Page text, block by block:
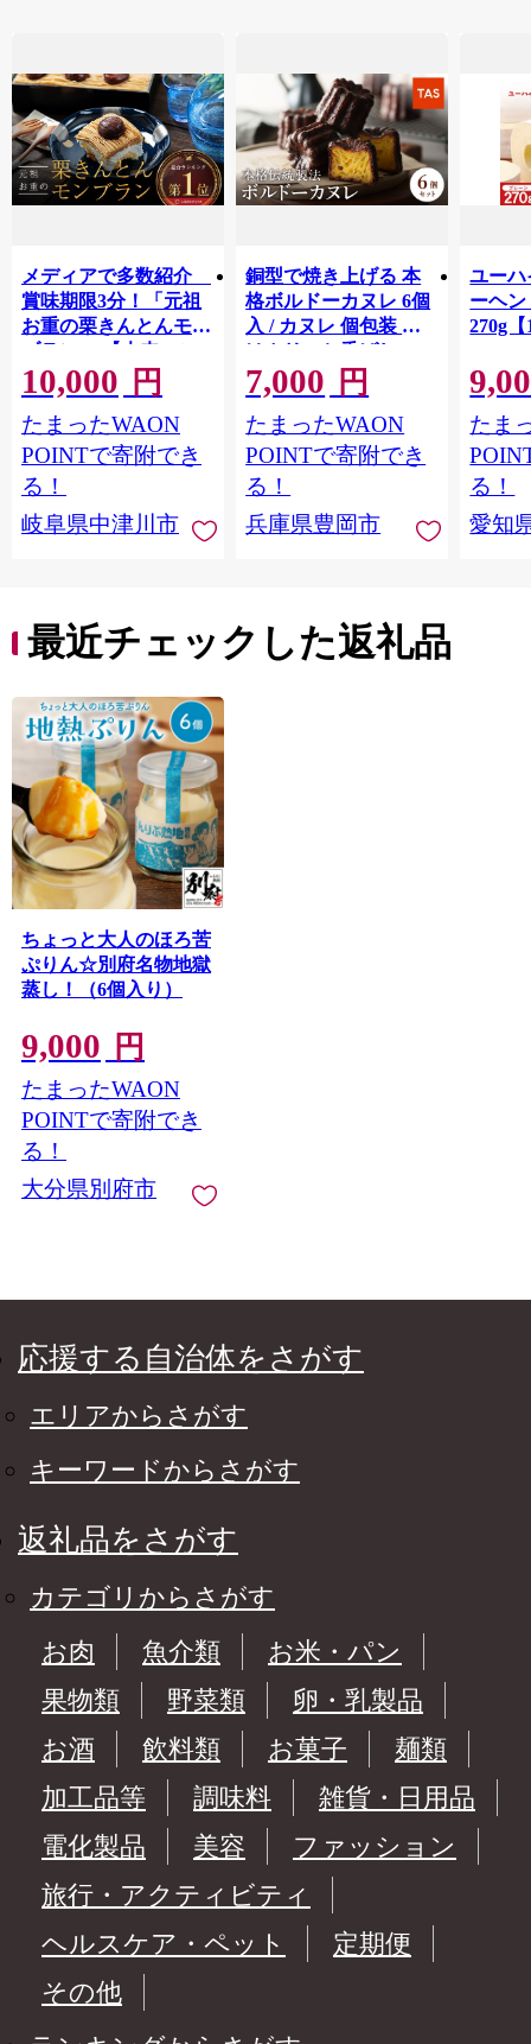
メディアで多数紹介
賞味期限3分！「元祖
お重の栗きんとんモン
ブラン」 【未来のご
褒美】スイーツ 栗 モ
ンブラン くりきんと
ん デザート ご褒美 お
取り寄せ くり お菓子
10,000 円
たまったWAON
POINTで寄附でき
る！
岐阜県中津川市
銅型で焼き上げる 本
格ボルドーカヌレ 6個
入 / カヌレ 個包装 外
はカリッと香ばしい
中はもっちり ラム酒
バニラ お取り寄せ ス
イーツ 焼き菓子 詰め
合わせ ホワイトデー
お返し 冷凍 手作り 化
粧箱入り ギフト TAS
BAKE
7,000 円
たまったWAON
POINTで寄附でき
る！
兵庫県豊岡市
ユーハ
ーヘ
270g【
たま
る！
愛知
最近チェックした返礼品
ちょっと大人のほろ苦
ぷりん☆別府名物地獄
蒸し！（6個入り）
9,000 円
たまったWAON
POINTで寄附でき
る！
大分県別府市
応援する自治体をさがす
エリアからさがす
キーワードからさがす
返礼品をさがす
カテゴリからさがす
お肉
魚介類
お米・パン
果物類
野菜類
卵・乳製品
お酒
飲料類 お菓子
麺類
加工品等
調味料
雑貨・日用品
電化製品
美容
ファッション
旅行・アクティビティ
ヘルスケア・ペット
定期便
その他